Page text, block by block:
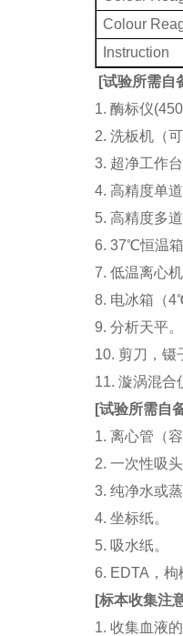
Colour
Instruction
[试验所需自
1. 酶标仪
2. 洗板机（
3. 超净工作
4. 高精度单
5. 高精度多
6. 37℃恒温
7. 低温离心
8. 电冰箱（
9. 分析天平。
10. 剪刀，镊
11. 漩涡混
[试验所需自
1. 离心管（
2. 一次性吸
3. 纯净水或
4. 坐标纸。
5. 吸水纸。
6. EDTA，
[标本收集注
1. 收集血液